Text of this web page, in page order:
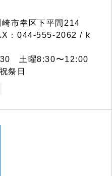
市幸区下平間214
：044-555-2062 / k
土曜8:30〜12:00
祭日